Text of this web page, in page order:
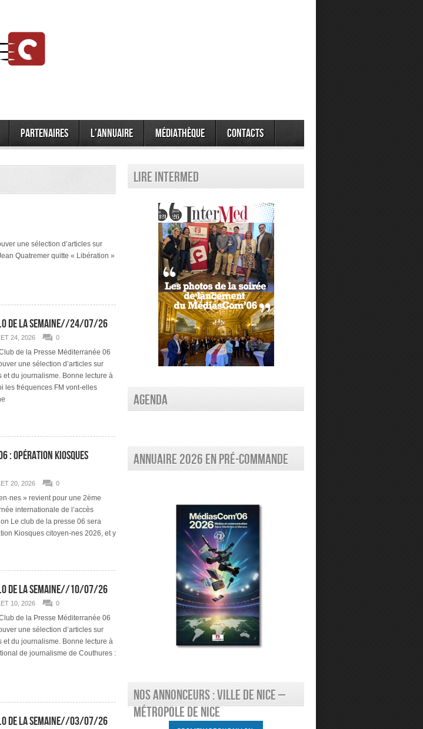
Partenaires L’annuaire Médiathèque Contacts
une sélection d’articles sur
Quatremer quitte « Libération »
de la semaine//24/07/26
24, 2026 0
de la Presse Méditerranée 06
une sélection d’articles sur
et du journalisme. Bonne lecture à
les fréquences FM vont-elles
06 : Opération Kiosques
20, 2026 0
» revient pour une 2ème
internationale de l’accès
Le club de la presse 06 sera
Kiosques citoyen-nes 2026, et y
de la semaine//10/07/26
10, 2026 0
de la Presse Méditerranée 06
une sélection d’articles sur
et du journalisme. Bonne lecture à
de journalisme de Couthures :
de la semaine//03/07/26
Lire Intermed
AGENDA
Annuaire 2026 en pré-commande
Nos annonceurs : Ville de Nice –
Métropole de Nice